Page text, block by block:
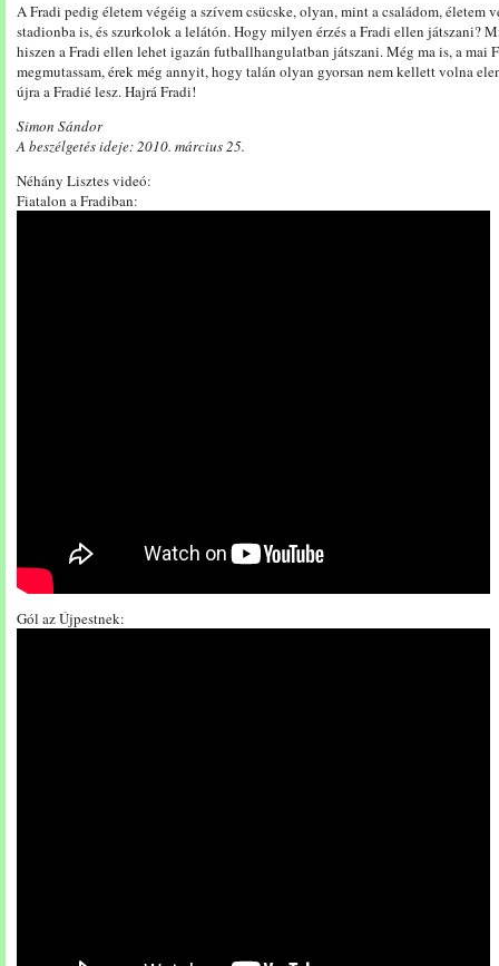
A Fradi pedig életem végéig a szívem csücske, olyan, mint a családom, életem
stadionba is, és szurkolok a lelátón. Hogy milyen érzés a Fradi ellen játszani?
hiszen a Fradi ellen lehet igazán futballhangulatban játszani. Még ma is, a mai
megmutassam, érek még annyit, hogy talán olyan gyorsan nem kellett volna
újra a Fradié lesz. Hajrá Fradi!
Simon Sándor
A beszélgetés ideje: 2010. március 25.
Néhány Lisztes videó:
Fiatalon a Fradiban:
Gól az Újpestnek: